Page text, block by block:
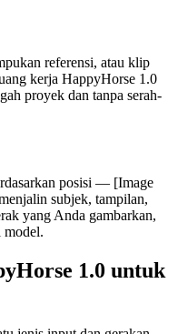
referensi, atau klip
kerja HappyHorse 1.0
proyek dan tanpa serah-
posisi — [Image
subjek, tampilan,
yang Anda gambarkan,
model.
1.0 untuk